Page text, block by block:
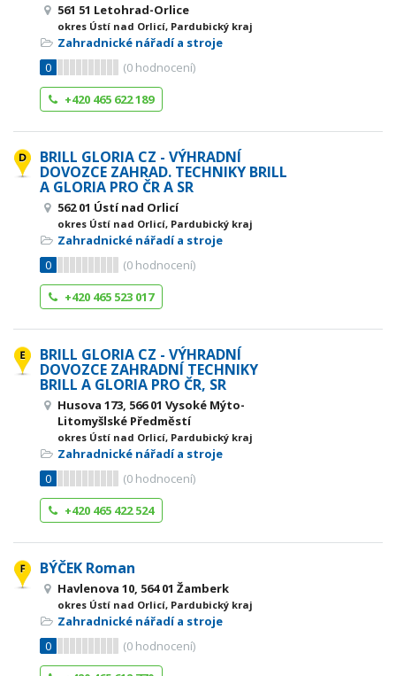
561 51 Letohrad-Orlice
okres Ústí nad Orlicí, Pardubický kraj
Zahradnické nářadí a stroje
0
(0 hodnocení)
+420 465 622 189
BRILL GLORIA CZ - VÝHRADNÍ
DOVOZCE ZAHRAD. TECHNIKY BRILL
A GLORIA PRO ČR A SR
562 01 Ústí nad Orlicí
okres Ústí nad Orlicí, Pardubický kraj
Zahradnické nářadí a stroje
0
(0 hodnocení)
+420 465 523 017
BRILL GLORIA CZ - VÝHRADNÍ
DOVOZCE ZAHRADNÍ TECHNIKY
BRILL A GLORIA PRO ČR, SR
Husova 173, 566 01 Vysoké Mýto-
Litomyšlské Předměstí
okres Ústí nad Orlicí, Pardubický kraj
Zahradnické nářadí a stroje
0
(0 hodnocení)
+420 465 422 524
BÝČEK Roman
Havlenova 10, 564 01 Žamberk
okres Ústí nad Orlicí, Pardubický kraj
Zahradnické nářadí a stroje
0
(0 hodnocení)